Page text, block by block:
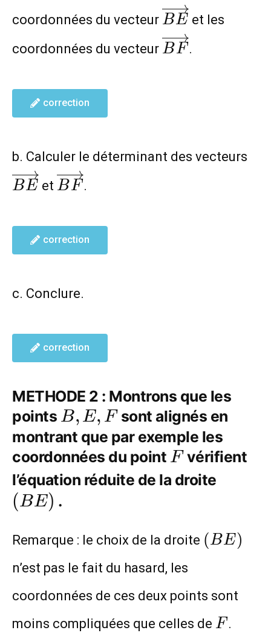
coordonnées du vecteur BE et les
coordonnées du vecteur BF .
correction
b. Calculer le déterminant des vecteurs
BE et \overrightarrow{BF}
BF .
correction
c. Conclure.
correction
METHODE 2 : Montrons que les
points B,
E,
F
B, E, Fsont alignés en
montrant que par exemple les
coordonnées du point F
Fvérifient
l’équation réduite de la droite
(BE) .
Remarque : le choix de la droite (BE)
(BE)
n’est pas le fait du hasard, les
coordonnées de ces deux points sont
moins compliquées que celles de F
F .